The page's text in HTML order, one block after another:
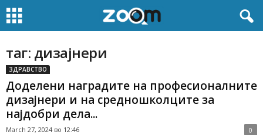
таг: дизајнери
ЗДРАВСТВО
Доделени наградите на професионалните
дизајнери и на средношколците за
најдобри дела...
March 27, 2024 во 12:46 0